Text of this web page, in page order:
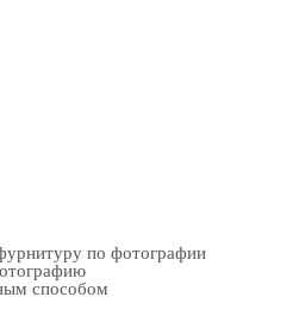
по фотографии
способом